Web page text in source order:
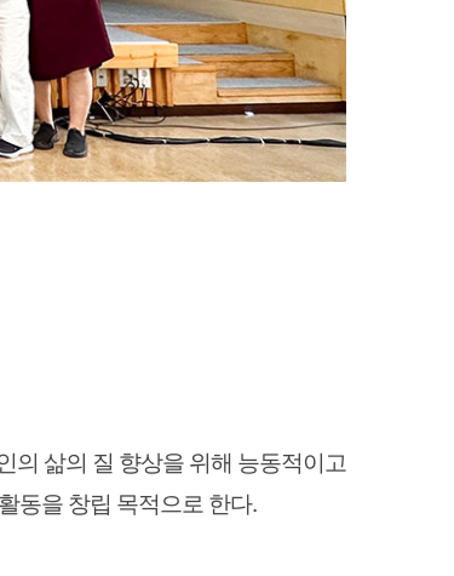
의 삶의 질 향상을 위해 능동적이고
동을 창립 목적으로 한다.